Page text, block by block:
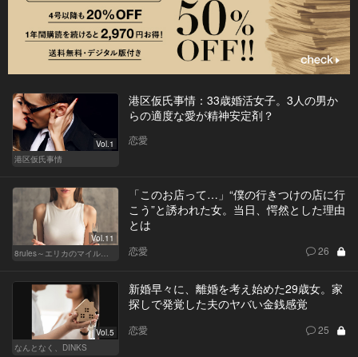
Vol.1
港区仮氏事情
港区仮氏事情：33歳婚活女子。3人の男か
らの適度な愛が精神安定剤？
恋愛
Vol.11
8rules～エリカのマイルール～
「このお店って…」“僕の行きつけの店に行
こう”と誘われた女。当日、愕然とした理由
とは
恋愛 26
Vol.5
なんとなく、DINKS
新婚早々に、離婚を考え始めた29歳女。家
探しで発覚した夫のヤバい金銭感覚
恋愛 25